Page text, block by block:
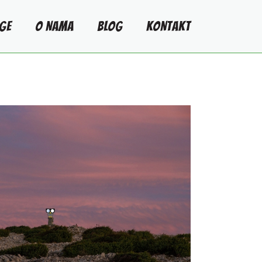
O NAMA BLOG KONTAKT